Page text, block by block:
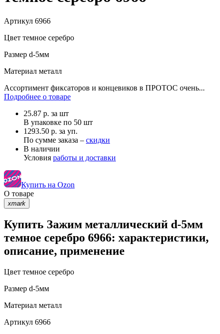
Артикул 6966
Цвет темное серебро
Размер d-5мм
Материал металл
Ассортимент фиксаторов и концевиков в ПРОТОС очень...
Подробнее о товаре
25.87 р. за шт
В упаковке по 50 шт
1293.50 р. за уп.
По сумме заказа – скидки
В наличии
Условия работы и доставки
Купить на Ozon
О товаре
xmark
Купить Зажим металлический d-5мм
темное серебро 6966: характеристики,
описание, применение
Цвет темное серебро
Размер d-5мм
Материал металл
Артикул 6966